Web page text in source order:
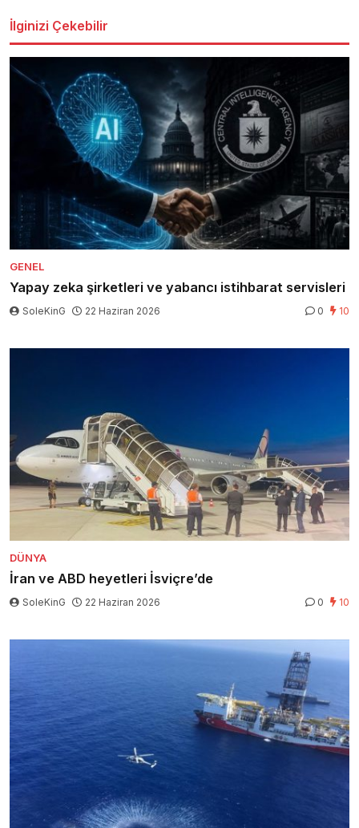
İlginizi Çekebilir
GENEL
Yapay zeka şirketleri ve yabancı istihbarat servisleri
SoleKinG 22 Haziran 2026 0 10
DÜNYA
İran ve ABD heyetleri İsviçre’de
SoleKinG 22 Haziran 2026 0 10